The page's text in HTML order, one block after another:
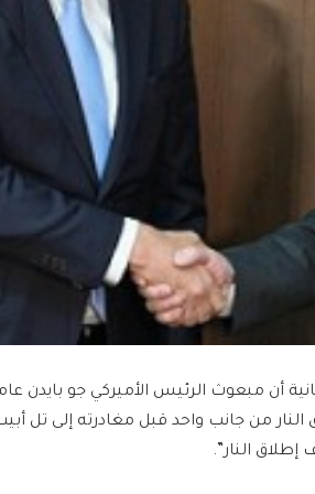
أن مبعوث الرئيس الأميركي جو
من جانب واحد قبل مغادرته إلى تل
النار”.